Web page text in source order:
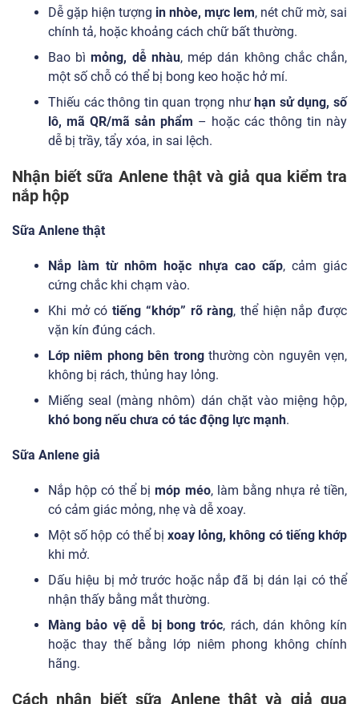
Dễ gặp hiện tượng in nhòe, mực lem, nét chữ mờ, sai
chính tả, hoặc khoảng cách chữ bất thường.
Bao bìmỏng, dễ nhàu, mép dán không chắc chắn,
một số chỗ có thể bị bong keo hoặc hở mí.
Thiếu các thông tin quan trọng nhưhạn sử dụng, số
lô, mã QR/mã sản phẩm – hoặc các thông tin này
dễ bị trầy, tẩy xóa, in sai lệch.
Nhận biết sữa Anlene thật và giả qua kiểm tra
nắp hộp
Sữa Anlene thật
Nắp làm từ nhôm hoặc nhựa cao cấp, cảm giác
cứng chắc khi chạm vào.
Khi mở cótiếng “khớp” rõ ràng, thể hiện nắp được
vặn kín đúng cách.
Lớp niêm phong bên trongthường còn nguyên vẹn,
không bị rách, thủng hay lỏng.
Miếng seal (màng nhôm) dán chặt vào miệng hộp,
khó bong nếu chưa có tác động lực mạnh.
Sữa Anlene giả
Nắp hộp có thể bịmóp méo, làm bằng nhựa rẻ tiền,
có cảm giác mỏng, nhẹ và dễ xoay.
Một số hộp có thể bịxoay lỏng, không có tiếng khớp
khi mở.
Dấu hiệu bị mở trước hoặc nắp đã bị dán lại có thể
nhận thấy bằng mắt thường.
Màng bảo vệ dễ bị bong tróc, rách, dán không kín
hoặc thay thế bằng lớp niêm phong không chính
hãng.
Cách nhận biết sữa Anlene thật và giả qua